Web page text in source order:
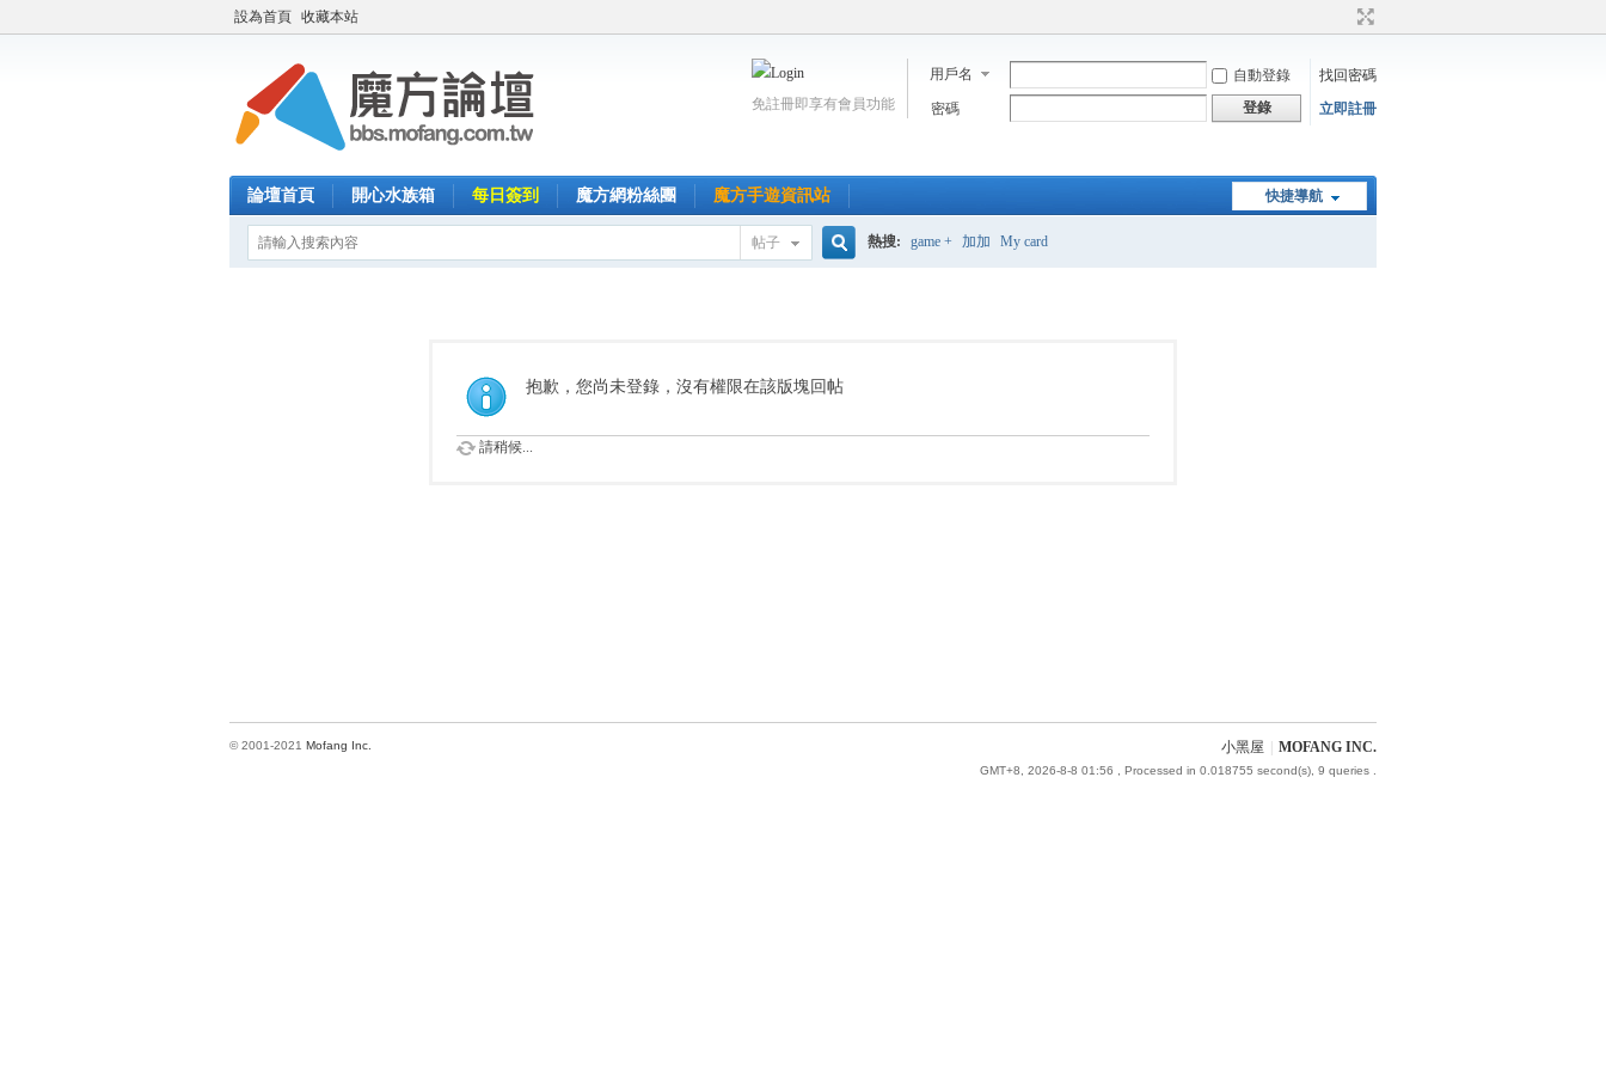
設為首頁 收藏本站
用戶名 自動登錄
找回密碼
密碼
登錄 立即註冊
免註冊即享有會員功能
快捷導航
論壇首頁 開心水族箱 每日簽到 魔方網粉絲團 魔方手遊資訊站
帖子
索
熱搜: game + 加加 My card
抱歉，您尚未登錄，沒有權限在該版塊回帖
請稍候...
小黑屋 MOFANG INC.
GMT+8, 2026-8-8 01:56 , Processed in 0.018755 second(s), 9 queries .
© 2001-2021 Mofang Inc.